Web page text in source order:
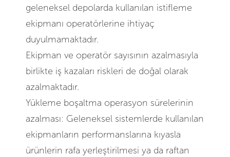
geleneksel depolarda kullanılan istifleme
ekipmanı operatörlerine ihtiyaç
duyulmamaktadır.
Ekipman ve operatör sayısının azalmasıyla
birlikte iş kazaları riskleri de doğal olarak
azalmaktadır.
Yükleme boşaltma operasyon sürelerinin
azalması: Geleneksel sistemlerde kullanılan
ekipmanların performanslarına kıyasla
ürünlerin rafa yerleştirilmesi ya da raftan